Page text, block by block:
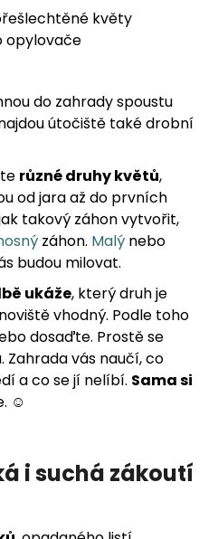
květy
do zahrady spoustu
útočiště také drobní
různé druhy květů,
od jara až do prvních
takový záhon vytvořit,
záhon. Malý nebo
budou milovat.
ukáže, který druh je
vhodný. Podle toho
dosaďte. Prostě se
Zahrada vás naučí, co
a co se jí nelíbí. Sama si
☺️
i suchá zákoutí